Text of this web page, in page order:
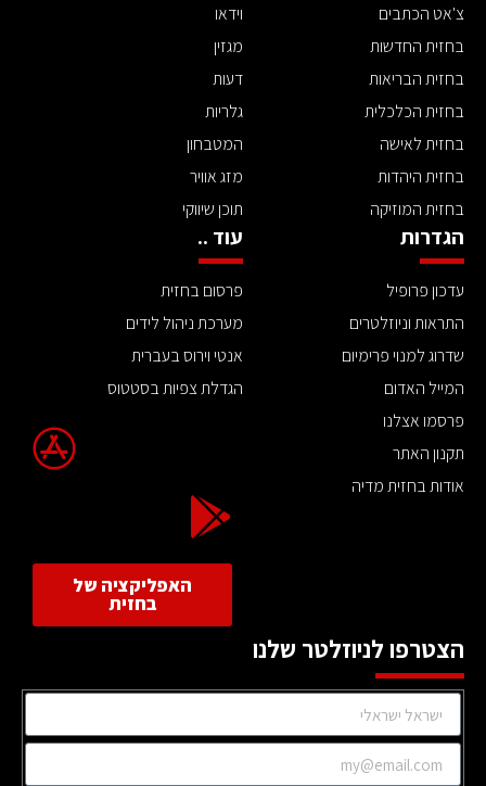
צ'אט הכתבים
בחזית החדשות
בחזית הבריאות
בחזית הכלכלית
בחזית לאישה
בחזית היהדות
בחזית המוזיקה
וידאו
מגזין
דעות
גלריות
המטבחון
מזג אוויר
תוכן שיווקי
הגדרות
עדכון פרופיל
התראות וניוזלטרים
שדרוג למנוי פרימיום
המייל האדום
פרסמו אצלנו
תקנון האתר
אודות בחזית מדיה
עוד ..
פרסום בחזית
מערכת ניהול לידים
אנטי וירוס בעברית
הגדלת צפיות בסטטוס
האפליקציה של
בחזית
הצטרפו לניוזלטר שלנו